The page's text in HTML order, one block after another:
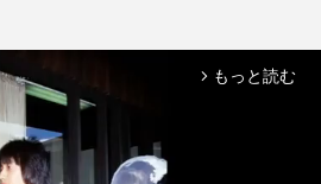
arrow_forward_ios もっと読む